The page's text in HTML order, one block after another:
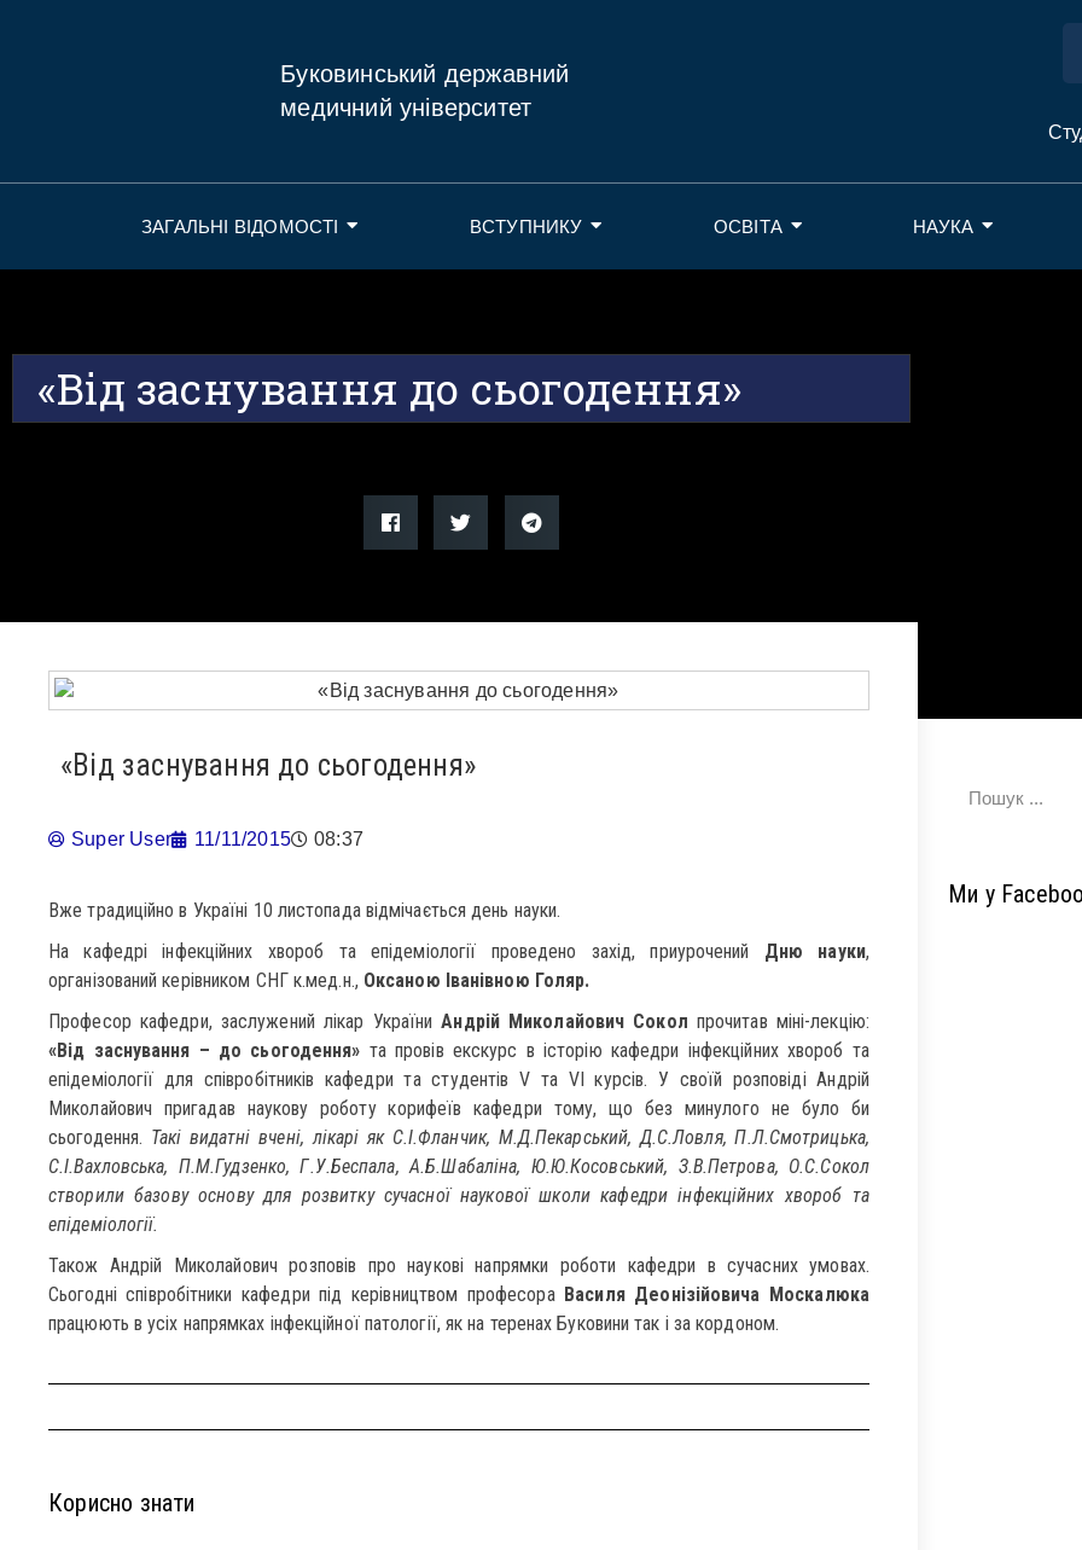
Буковинський державний
медичний університет
ЗАГАЛЬНІ ВІДОМОСТІ ВСТУПНИКУ ОСВІТА НАУКА
«Від заснування до сьогодення»
«Від заснування до сьогодення»
Super User 11/11/2015 08:37
Вже традиційно в Україні 10 листопада відмічається день науки.
На кафедрі інфекційних хвороб та епідеміології проведено захід, приурочений Дню науки,
організований керівником СНГ к.мед.н., Оксаною Іванівною Голяр.
Професор кафедри, заслужений лікар УкраїниАндрій Миколайович Сокол прочитав міні-лекцію:
«Від заснування – до сьогодення» та провів екскурс в історію кафедри інфекційних хвороб та
епідеміології для співробітників кафедри та студентів V та VI курсів. У своїй розповіді Андрій
Миколайович пригадав наукову роботу корифеїв кафедри тому, що без минулого не було би
сьогодення. Такі видатні вчені, лікарі як С.І.Фланчик, М.Д.Пекарський, Д.С.Ловля, П.Л.Смотрицька,
С.І.Вахловська, П.М.Гудзенко, Г.У.Беспала, А.Б.Шабаліна, Ю.Ю.Косовський, З.В.Петрова, О.С.Сокол
створили базову основу для розвитку сучасної наукової школи кафедри інфекційних хвороб та
епідеміології.
Також Андрій Миколайович розповів про наукові напрямки роботи кафедри в сучасних умовах.
Сьогодні співробітники кафедри під керівництвом професораВасиля Деонізійовича Москалюка
працюють в усіх напрямках інфекційної патології, як на теренах Буковини так і за кордоном.
Корисно знати
Ми у